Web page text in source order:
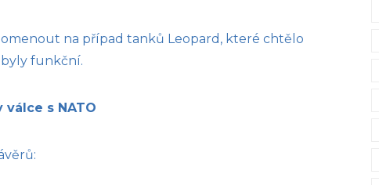
na případ tanků Leopard, které chtělo
funkční.
s NATO